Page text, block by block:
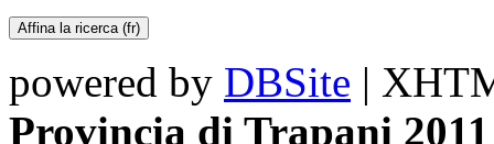
powered by DBSite |
Provincia di Trapani 2011